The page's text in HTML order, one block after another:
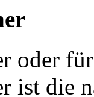
oder
ist die